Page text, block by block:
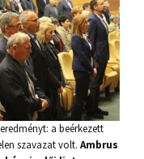
a beérkezett
szavazat volt. Ambrus